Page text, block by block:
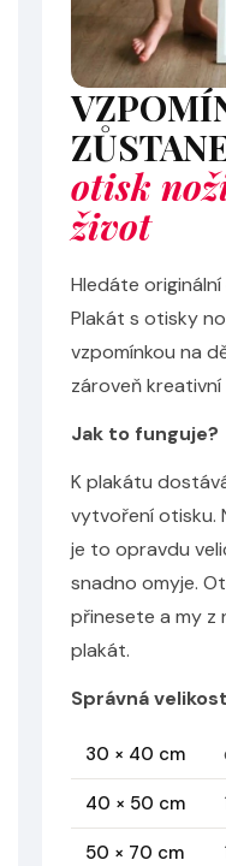
otisk
život
Hledáte
Plakát s otisky
vzpomínkou na
zároveň
Jak to funguje?
K plakátu
vytvoření otisku.
je to opravdu
snadno omyje.
přinesete a my z
plakát.
Správná
30 × 40 cm
40 × 50 cm
50 × 70 cm